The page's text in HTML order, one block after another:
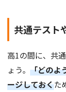
共通テスト
高1の間に、共
ょう。 「どのよ
ージしておくた